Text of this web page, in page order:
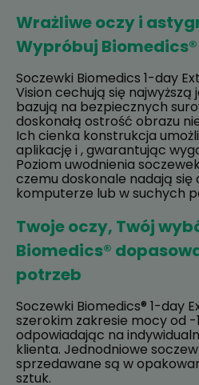
Wrażliwe oczy i
Wypróbuj
Soczewki Biomedics 1-day
Vision cechują się
bazują na bezpiecznych
doskonałą ostrość obrazu
Ich cienka konstrukcja
aplikację i , gwarantując
Poziom uwodnienia
czemu doskonale nadają
komputerze lub w suchych
Twoje oczy, Twój
Biomedics®
potrzeb
Soczewki Biomedics® 1-day
szerokim zakresie mocy od -
odpowiadając na
klienta. Jednodniowe
sprzedawane są w
sztuk.